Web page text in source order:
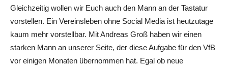
Gleichzeitig wollen wir Euch auch den Mann an der Tastatur
vorstellen. Ein Vereinsleben ohne Social Media ist heutzutage
kaum mehr vorstellbar. Mit Andreas Groß haben wir einen
starken Mann an unserer Seite, der diese Aufgabe für den VfB
vor einigen Monaten übernommen hat. Egal ob neue